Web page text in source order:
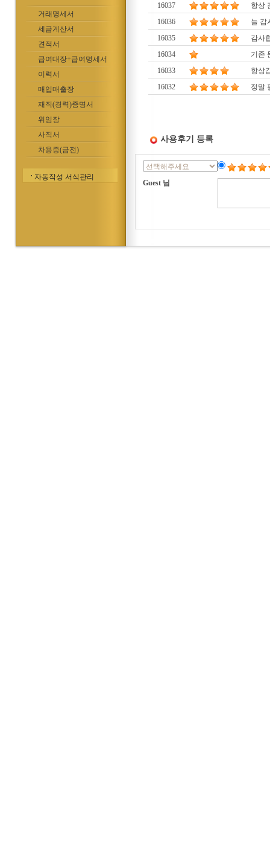
거래명세서
세금계산서
견적서
급여대장+급여명세서
이력서
매입매출장
재직(경력)증명서
위임장
사직서
차용증(금전)
자동작성 서식관리
16037
항상
16036
늘 감
16035
감사
16034
기존
16033
항상
16032
정말
사용후기 등록
Guest 님